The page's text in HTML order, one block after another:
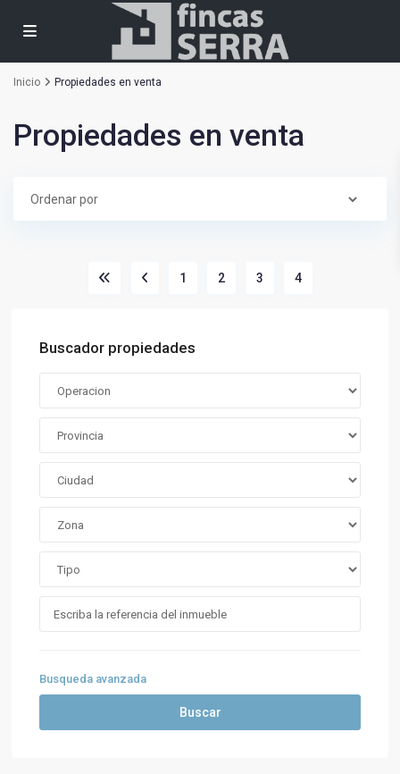
Inicio Propiedades en venta
Propiedades en venta
1 2 3 4
Buscador propiedades
Busqueda avanzada
Buscar